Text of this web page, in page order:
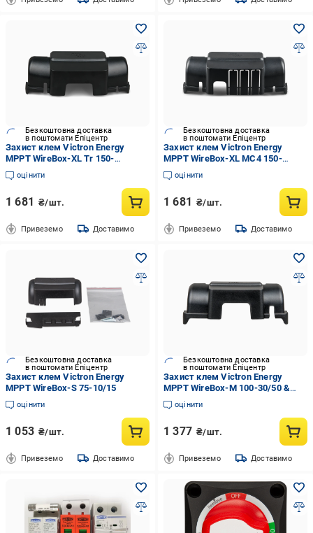
Безкоштовна доставка
в поштомати Епіцентр
Захист клем Victron Energy
MPPT WireBox-XL Tr 150-
85/100&250-85/100 VE.Can
оцінити
1 681 ₴/шт.
Привеземо Доставимо
Безкоштовна доставка
в поштомати Епіцентр
Захист клем Victron Energy
MPPT WireBox-XL MC4 150-
85/100&250-85/100 VE.Can
оцінити
1 681 ₴/шт.
Привеземо Доставимо
Безкоштовна доставка
в поштомати Епіцентр
Захист клем Victron Energy
MPPT WireBox-S 75-10/15
оцінити
1 053 ₴/шт.
Привеземо Доставимо
Безкоштовна доставка
в поштомати Епіцентр
Захист клем Victron Energy
MPPT WireBox-M 100-30/50 &
150-35/45 (2983440769)
оцінити
1 377 ₴/шт.
Привеземо Доставимо